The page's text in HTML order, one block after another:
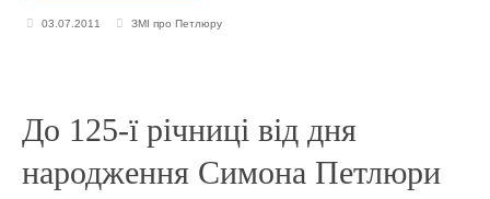
03.07.2011 ЗМІ про Петлюру
До 125-ї річниці від дня
народження Симона Петлюри